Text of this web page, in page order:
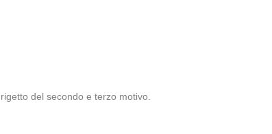
del secondo e terzo motivo.